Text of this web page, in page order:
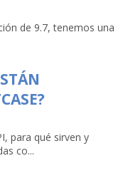
de 9.7, tenemos una
para qué sirven y
co...